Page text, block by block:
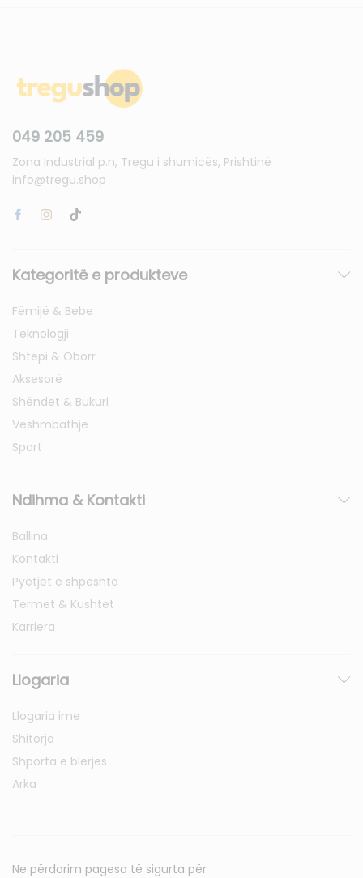
049 205 459
Zona Industrial p.n, Tregu i shumicës, Prishtinë
info@tregu.shop
Kategoritë e produkteve
Fëmijë & Bebe
Teknologji
Shtëpi & Oborr
Aksesorë
Shëndet & Bukuri
Veshmbathje
Sport
Ndihma & Kontakti
Ballina
Kontakti
Pyetjet e shpeshta
Termet & Kushtet
Karriera
Llogaria
Llogaria ime
Shitorja
Shporta e blerjes
Arka
Ne përdorim pagesa të sigurta për